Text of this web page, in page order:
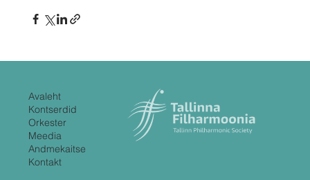
Avaleht
Kontserdid
Orkester
Meedia
Andmekaitse
Kontakt